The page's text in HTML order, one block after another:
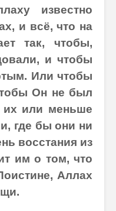
известно
и всё, что на
так, чтобы,
и чтобы
Или чтобы
Он не был
или меньше
где бы они ни
восстания из
им о том, что
Аллах